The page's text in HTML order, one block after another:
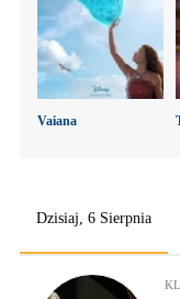
Vaiana
Dzisiaj, 6 Sierpnia